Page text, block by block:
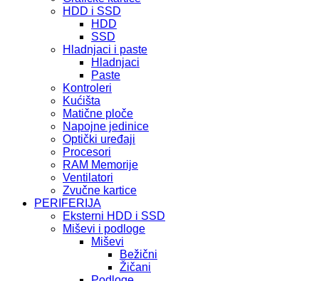
HDD i SSD
HDD
SSD
Hladnjaci i paste
Hladnjaci
Paste
Kontroleri
Kućišta
Matične ploče
Napojne jedinice
Optički uređaji
Procesori
RAM Memorije
Ventilatori
Zvučne kartice
PERIFERIJA
Eksterni HDD i SSD
Miševi i podloge
Miševi
Bežični
Žičani